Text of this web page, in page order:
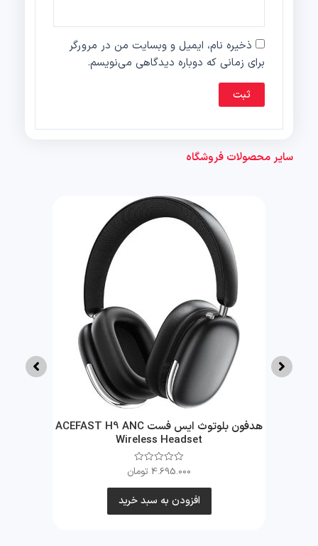
ذخیره نام، ایمیل و وبسایت من در مرورگر
برای زمانی که دوباره دیدگاهی می‌نویسم.
سایر محصولات فروشگاه
هدفون بلوتوث ایس فست ACEFAST H9 ANC
Wireless Headset
امتیاز
از
4.695.000 تومان
افزودن به سبد خرید